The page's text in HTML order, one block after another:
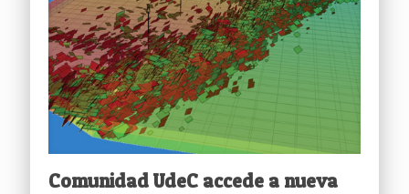
Comunidad UdeC accede a nueva